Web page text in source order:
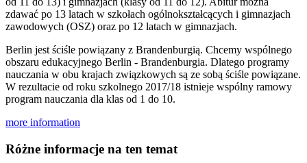
zdawać po 13 latach w szkołach ogólnokształcących i gimnazjach
zawodowych (OSZ) oraz po 12 latach w gimnazjach.
Berlin jest ściśle powiązany z Brandenburgią. Chcemy wspólnego
obszaru edukacyjnego Berlin - Brandenburgia. Dlatego programy
nauczania w obu krajach związkowych są ze sobą ściśle powiązane.
W rezultacie od roku szkolnego 2017/18 istnieje wspólny ramowy
program nauczania dla klas od 1 do 10.
more information
Różne informacje na ten temat